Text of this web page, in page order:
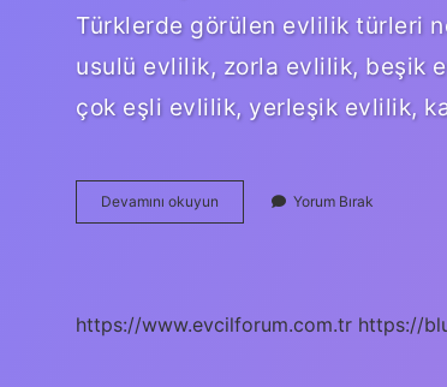
Türklerde görülen evlilik türleri
usulü evlilik, zorla evlilik, beşik
çok eşli evlilik, yerleşik evlilik,
Devamını okuyun
Türklerde
Yorum Bırak
https://www.evcilforum.com.tr https://